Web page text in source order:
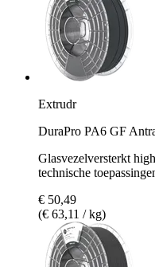
Extrudr
DuraPro PA6 GF
Glasvezelversterkt
technische
€ 50,49
(€ 63,11 / kg)